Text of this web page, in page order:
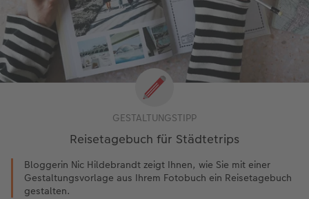
GESTALTUNGSTIPP
Reisetagebuch für Städtetrips
Bloggerin Nic Hildebrandt zeigt Ihnen, wie Sie mit einer
Gestaltungsvorlage aus Ihrem Fotobuch ein Reisetagebuch
gestalten.